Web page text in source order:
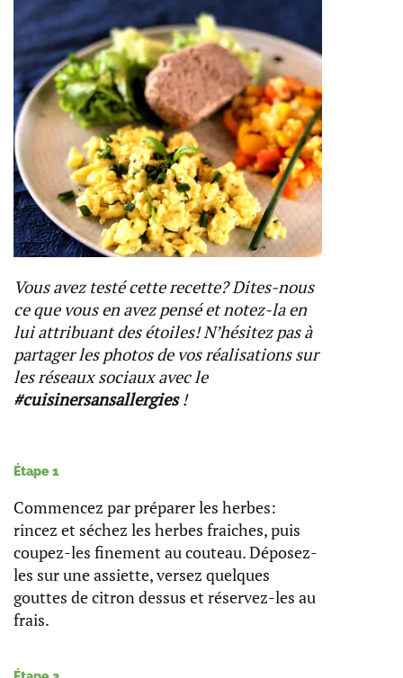
Vous avez testé cette recette? Dites-nous
ce que vous en avez pensé et notez-la en
lui attribuant des étoiles! N’hésitez pas à
partager les photos de vos réalisations sur
les réseaux sociaux avec le
#cuisinersansallergies!
Étape 1
Commencez par préparer les herbes:
rincez et séchez les herbes fraiches, puis
coupez-les finement au couteau. Déposez-
les sur une assiette, versez quelques
gouttes de citron dessus et réservez-les au
frais.